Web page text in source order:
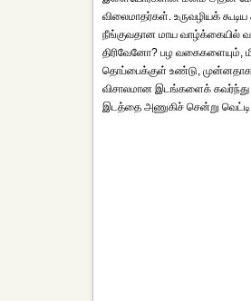
விலைமாதர்கள். உருவழியக்
நீங்குவதான மாய வாழ்க்கையில்
திரிவேனோ? பழ வகைகளையும்,
தொப்பைக்குள் உண்டு,
விசாலமான இடங்களைக் கவர்ந்து
இடத்தை அணுகிச் சென்று